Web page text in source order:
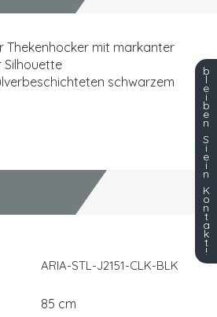
Thekenhocker mit markanter
Silhouette
schwarzem
ARIA-STL-J2151-CLK-BLK
85 cm
b
l
e
i
b
e
n
S
i
e
i
n
K
o
n
t
a
k
t
!